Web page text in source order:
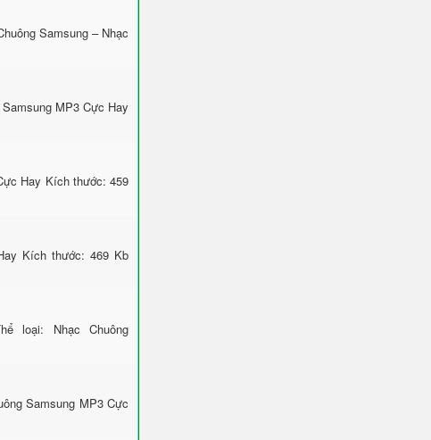
Samsung – Nhạc
MP3 Cực Hay
Hay Kích thước: 459
Kích thước: 469 Kb
loại: Nhạc Chuông
Samsung MP3 Cực